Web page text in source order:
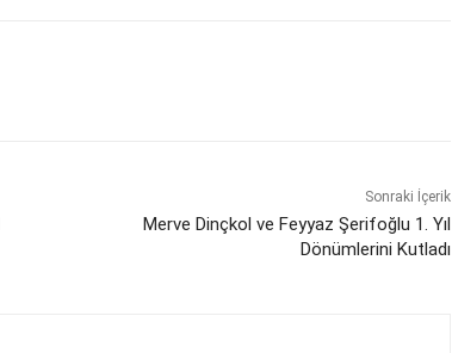
Sonraki İçerik
Merve Dinçkol ve Feyyaz Şerifoğlu 1. Yıl
Dönümlerini Kutladı